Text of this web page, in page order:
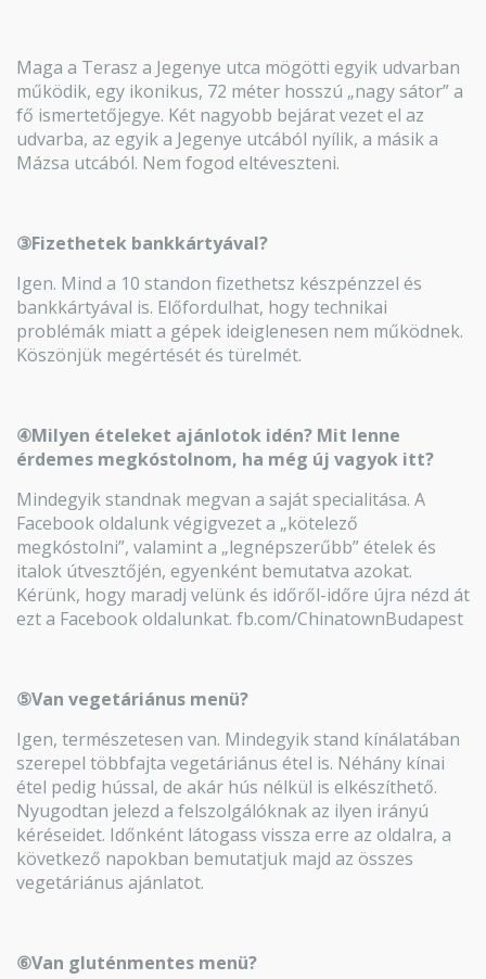
Maga a Terasz a Jegenye utca mögötti egyik udvarban
működik, egy ikonikus, 72 méter hosszú „nagy sátor” a
fő ismertetőjegye. Két nagyobb bejárat vezet el az
udvarba, az egyik a Jegenye utcából nyílik, a másik a
Mázsa utcából. Nem fogod eltéveszteni.
③Fizethetek bankkártyával?
Igen. Mind a 10 standon fizethetsz készpénzzel és
bankkártyával is. Előfordulhat, hogy technikai
problémák miatt a gépek ideiglenesen nem működnek.
Köszönjük megértését és türelmét.
④Milyen ételeket ajánlotok idén? Mit lenne
érdemes megkóstolnom, ha még új vagyok itt?
Mindegyik standnak megvan a saját specialitása. A
Facebook oldalunk végigvezet a „kötelező
megkóstolni”, valamint a „legnépszerűbb” ételek és
italok útvesztőjén, egyenként bemutatva azokat.
Kérünk, hogy maradj velünk és időről-időre újra nézd át
ezt a Facebook oldalunkat. fb.com/ChinatownBudapest
⑤Van vegetáriánus menü?
Igen, természetesen van. Mindegyik stand kínálatában
szerepel többfajta vegetáriánus étel is. Néhány kínai
étel pedig hússal, de akár hús nélkül is elkészíthető.
Nyugodtan jelezd a felszolgálóknak az ilyen irányú
kéréseidet. Időnként látogass vissza erre az oldalra, a
következő napokban bemutatjuk majd az összes
vegetáriánus ajánlatot.
⑥Van gluténmentes menü?